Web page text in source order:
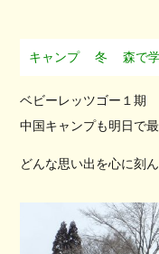
キャンプ 冬 森で
ベビーレッツゴー１期
中国キャンプも明日で最
どんな思い出を心に刻